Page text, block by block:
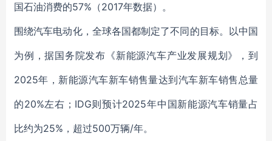
国石油消费的57%（2017年数据）。
围绕汽车电动化，全球各国都制定了不同的目标。以中国
为例，据国务院发布《新能源汽车产业发展规划》，到
2025年，新能源汽车新车销售量达到汽车新车销售总量
的20%左右；IDG则预计2025年中国新能源汽车销量占
比约为25%，超过500万辆/年。